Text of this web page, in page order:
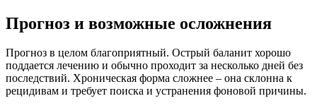
Прогноз и возможные осложнения
Прогноз в целом благоприятный. Острый баланит хорошо
поддается лечению и обычно проходит за несколько дней без
последствий. Хроническая форма сложнее – она склонна к
рецидивам и требует поиска и устранения фоновой причины.